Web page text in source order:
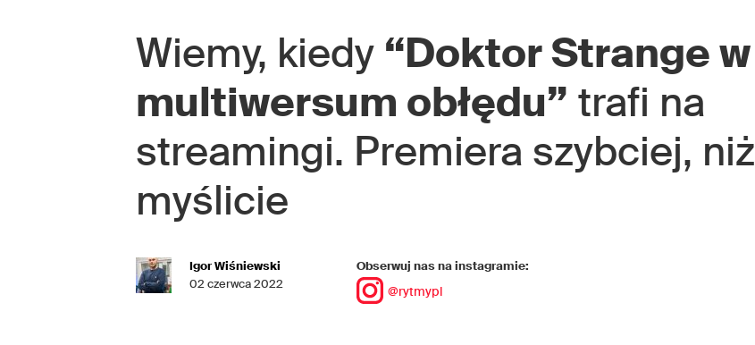
Wiemy, kiedy “Doktor Strange w
multiwersum obłędu” trafi na
streamingi. Premiera szybciej, niż
myślicie
Igor Wiśniewski
02 czerwca 2022
Obserwuj nas na instagramie:
@rytmypl